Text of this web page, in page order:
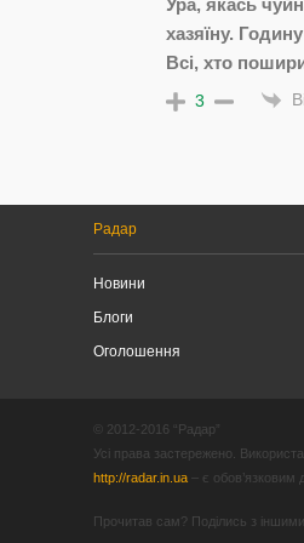
Ура, якась
хазяїну.
Всі, хто
3
Радар
Новини
Блоги
Оголошення
© 2012-2016 “Радар”
Усі права застережено.
http://radar.in.ua – є обов’язковим
Прочитав сам? Поділись з